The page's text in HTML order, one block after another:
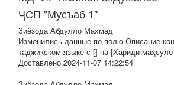
ҶСП "Мусъаб 1"
Зиёзода Абдулло Махмад
Изменились данные по полю Описание
таджикском языке с [] на [Хариди
Доставлено 2024-11-07 14:22:54